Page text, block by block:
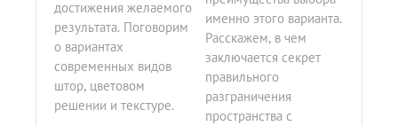
достижения желаемого
результата. Поговорим
о вариантах
современных видов
штор, цветовом
решении и текстуре.
именно этого варианта.
Расскажем, в чем
заключается секрет
правильного
разграничения
пространства с